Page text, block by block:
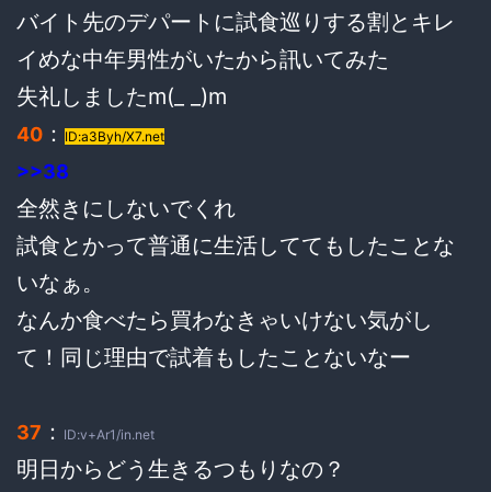
バイト先のデパートに試食巡りする割とキレ
イめな中年男性がいたから訊いてみた
失礼しましたm(_ _)m
40 ： ID:a3Byh/X7.net
>>38
全然きにしないでくれ
試食とかって普通に生活しててもしたことな
いなぁ。
なんか食べたら買わなきゃいけない気がし
て！同じ理由で試着もしたことないなー
37 ： ID:v+Ar1/in.net
明日からどう生きるつもりなの？